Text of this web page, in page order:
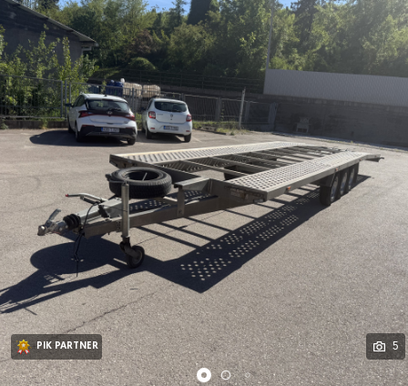
Podijeli
PIK PARTNER 5